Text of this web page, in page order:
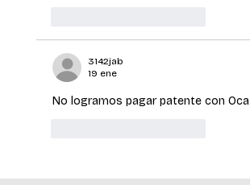
3142jab
19 ene
No logramos pagar patente con Oca